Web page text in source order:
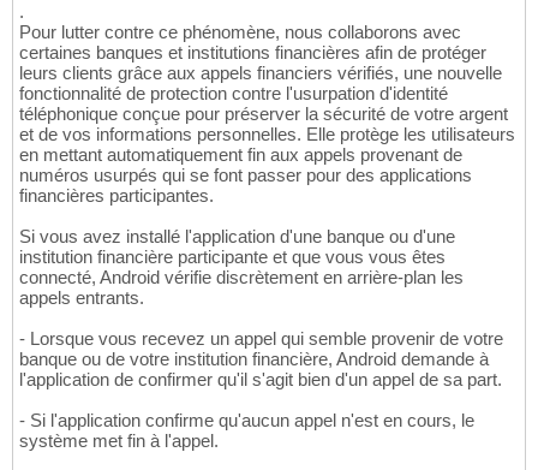
.
Pour lutter contre ce phénomène, nous collaborons avec
certaines banques et institutions financières afin de protéger
leurs clients grâce aux appels financiers vérifiés, une nouvelle
fonctionnalité de protection contre l'usurpation d'identité
téléphonique conçue pour préserver la sécurité de votre argent
et de vos informations personnelles. Elle protège les utilisateurs
en mettant automatiquement fin aux appels provenant de
numéros usurpés qui se font passer pour des applications
financières participantes.
Si vous avez installé l'application d'une banque ou d'une
institution financière participante et que vous vous êtes
connecté, Android vérifie discrètement en arrière-plan les
appels entrants.
- Lorsque vous recevez un appel qui semble provenir de votre
banque ou de votre institution financière, Android demande à
l'application de confirmer qu'il s'agit bien d'un appel de sa part.
- Si l'application confirme qu'aucun appel n'est en cours, le
système met fin à l'appel.